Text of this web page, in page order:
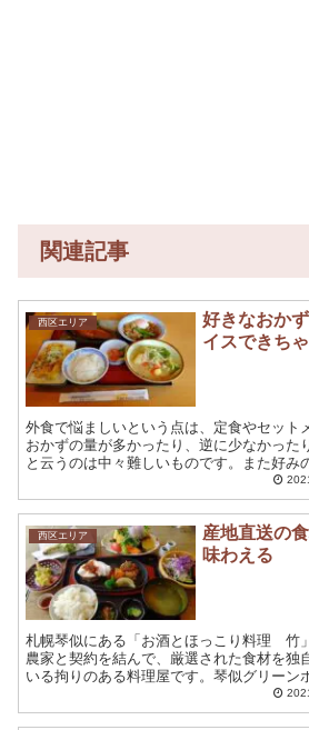
関連記事
西区エリア
好きなおか
イスできち
外食で悩ましいという点は、定食やセット
おかずの量が多かったり、逆に少なかった
と云うのは中々難しいものです。また好み
があった場合テンションが下がったりする
西区エリア
産地直送の
味わえる
札幌琴似にある「お酒とほっこり料理 竹
農家と契約を結んで、厳選された食材を独
いる拘りのある料理屋です。琴似グリーン
る料理屋なので、北海道の旅行の際に便
地...